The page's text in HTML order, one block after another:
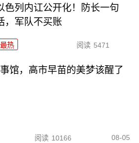
色列内讧公开化！防长一句
，军队不买账
最热 阅读 5471
馆，高市早苗的美梦该醒了
阅读 10166 08-05